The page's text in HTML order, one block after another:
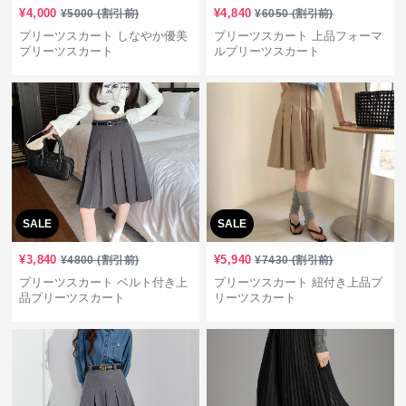
¥4,000 ¥5000(割引前)
プリーツスカート しなやか優美
プリーツスカート
¥4,840 ¥6050(割引前)
プリーツスカート 上品フォーマ
ルプリーツスカート
SALE
¥3,840 ¥4800(割引前)
プリーツスカート ベルト付き上
品プリーツスカート
SALE
¥5,940 ¥7430(割引前)
プリーツスカート 紐付き上品プ
リーツスカート